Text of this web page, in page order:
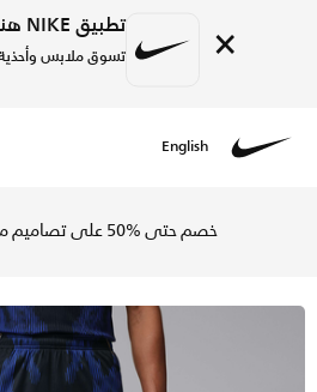
× تطبيق NIKE هنا!
تسوق ملابس
English
خصم حتى %50 على تصاميم مختارة.